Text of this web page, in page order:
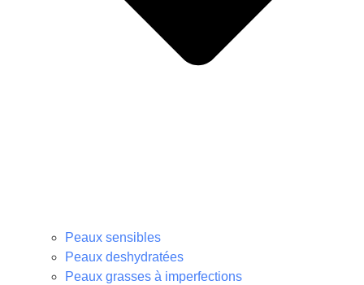
Peaux sensibles
Peaux deshydratées
Peaux grasses à imperfections